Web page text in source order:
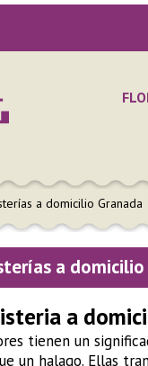
a domicilio Granada
a domicilio
a
tienen un
un halago. Ellas